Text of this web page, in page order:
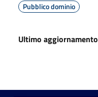
Pubblico dominio
Ultimo aggiornamento